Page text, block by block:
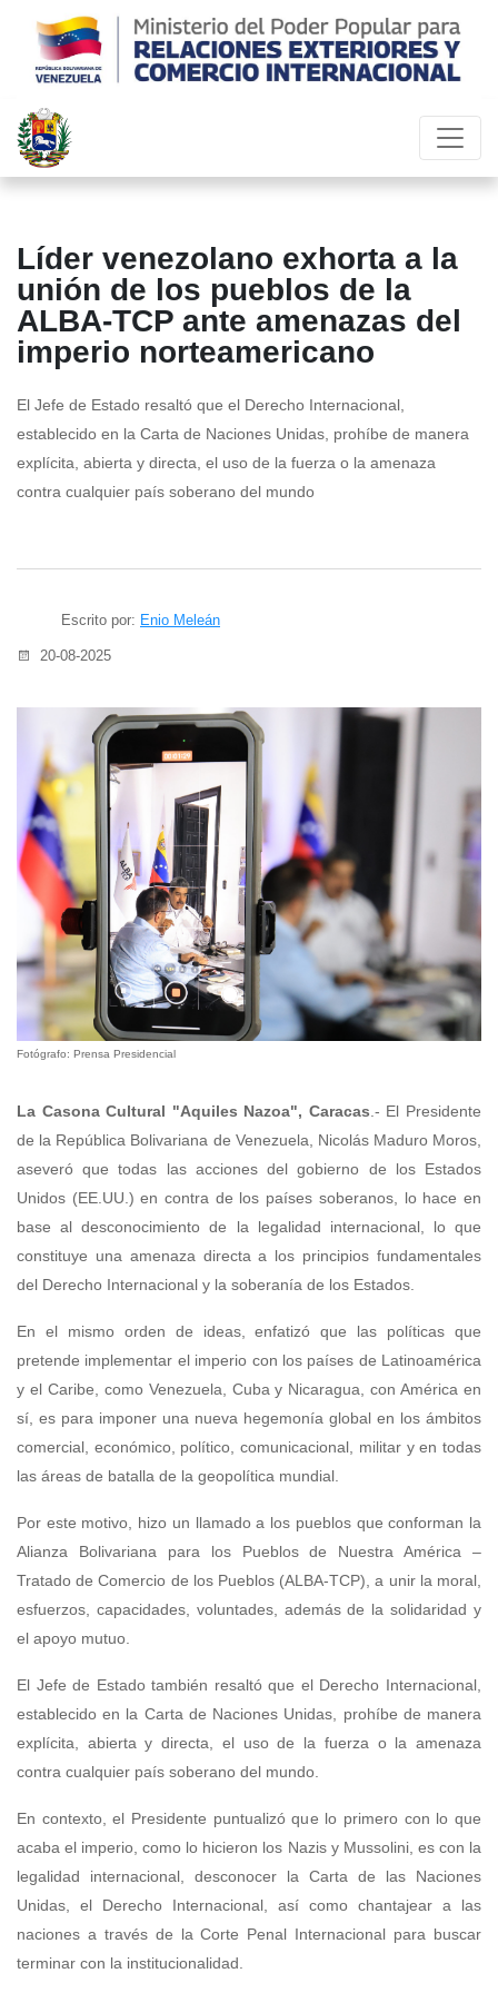
Líder venezolano exhorta a la
unión de los pueblos de la
ALBA-TCP ante amenazas del
imperio norteamericano
El Jefe de Estado resaltó que el Derecho Internacional,
establecido en la Carta de Naciones Unidas, prohíbe de manera
explícita, abierta y directa, el uso de la fuerza o la amenaza
contra cualquier país soberano del mundo
Escrito por: Enio Meleán
20-08-2025
Fotógrafo: Prensa Presidencial
La Casona Cultural "Aquiles Nazoa", Caracas .- El Presidente
de la República Bolivariana de Venezuela, Nicolás Maduro Moros,
aseveró que todas las acciones del gobierno de los Estados
Unidos (EE.UU.) en contra de los países soberanos, lo hace en
base al desconocimiento de la legalidad internacional, lo que
constituye una amenaza directa a los principios fundamentales
del Derecho Internacional y la soberanía de los Estados.
En el mismo orden de ideas, enfatizó que las políticas que
pretende implementar el imperio con los países de Latinoamérica
y el Caribe, como Venezuela, Cuba y Nicaragua, con América en
sí, es para imponer una nueva hegemonía global en los ámbitos
comercial, económico, político, comunicacional, militar y en todas
las áreas de batalla de la geopolítica mundial.
Por este motivo, hizo un llamado a los pueblos que conforman la
Alianza Bolivariana para los Pueblos de Nuestra América –
Tratado de Comercio de los Pueblos (ALBA-TCP), a unir la moral,
esfuerzos, capacidades, voluntades, además de la solidaridad y
el apoyo mutuo.
El Jefe de Estado también resaltó que el Derecho Internacional,
establecido en la Carta de Naciones Unidas, prohíbe de manera
explícita, abierta y directa, el uso de la fuerza o la amenaza
contra cualquier país soberano del mundo.
En contexto, el Presidente puntualizó que lo primero con lo que
acaba el imperio, como lo hicieron los Nazis y Mussolini, es con la
legalidad internacional, desconocer la Carta de las Naciones
Unidas, el Derecho Internacional, así como chantajear a las
naciones a través de la Corte Penal Internacional para buscar
terminar con la institucionalidad.